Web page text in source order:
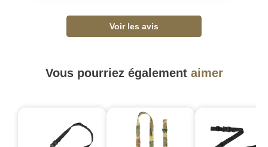
Voir les avis
Vous pourriez également aimer